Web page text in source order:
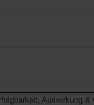
die einfache Pflege
Auswirkung &